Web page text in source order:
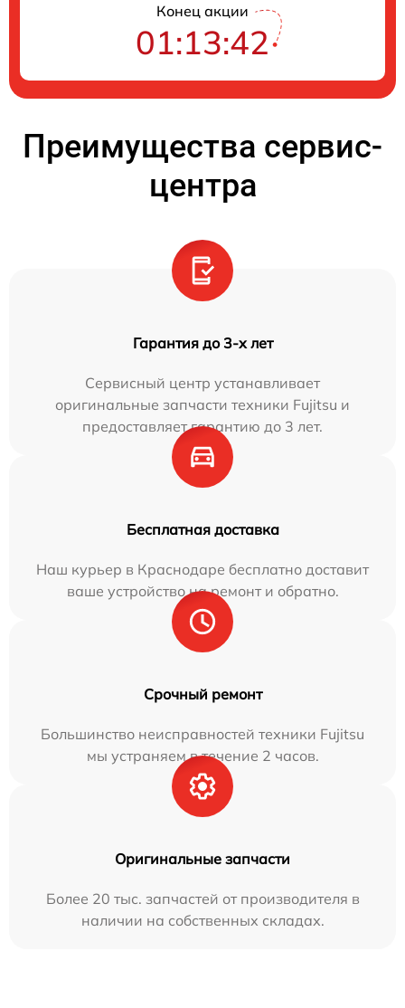
Конец акции
01:13:41
Преимущества сервис-
центра
Гарантия до 3-х лет
Сервисный центр устанавливает
оригинальные запчасти техники Fujitsu и
предоставляет гарантию до 3 лет.
Бесплатная доставка
Наш курьер в Краснодаре бесплатно доставит
ваше устройство на ремонт и обратно.
Срочный ремонт
Большинство неисправностей техники Fujitsu
мы устраняем в течение 2 часов.
Оригинальные запчасти
Более 20 тыс. запчастей от производителя в
наличии на собственных складах.